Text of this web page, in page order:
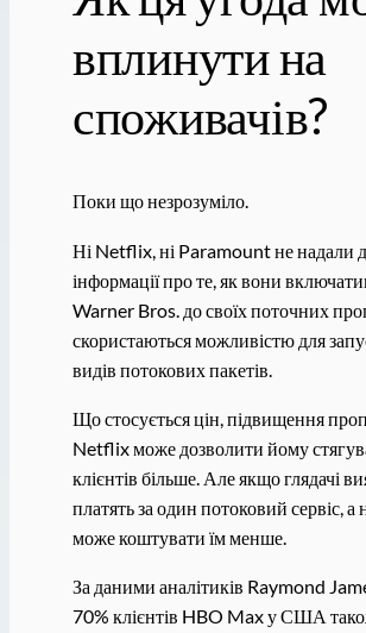
вплинути на
споживачів?
Поки що незрозуміло.
Ні Netflix, ні Paramount не надали
інформації про те, як вони
Warner Bros. до своїх поточних
скористаються можливістю для
видів потокових пакетів.
Що стосується цін, підвищення
Netflix може дозволити йому
клієнтів більше. Але якщо глядачі
платять за один потоковий сервіс, а
може коштувати їм менше.
За даними аналітиків Raymond
70% клієнтів HBO Max у США